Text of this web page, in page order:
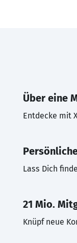
Über eine
Entdecke mit
Lass Dich
21 Mio.
Knüpf neue